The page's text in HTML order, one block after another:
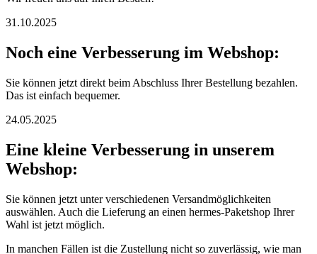
31.10.2025
Noch eine Verbesserung im Webshop:
Sie können jetzt direkt beim Abschluss Ihrer Bestellung bezahlen.
Das ist einfach bequemer.
24.05.2025
Eine kleine Verbesserung in unserem
Webshop:
Sie können jetzt unter verschiedenen Versandmöglichkeiten
auswählen. Auch die Lieferung an einen hermes-Paketshop Ihrer
Wahl ist jetzt möglich.
In manchen Fällen ist die Zustellung nicht so zuverlässig, wie man